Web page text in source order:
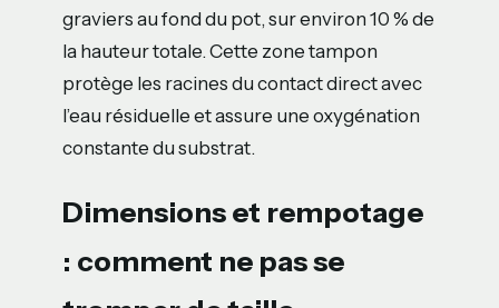
graviers au fond du pot, sur environ 10 % de
la hauteur totale. Cette zone tampon
protège les racines du contact direct avec
l’eau résiduelle et assure une oxygénation
constante du substrat.
Dimensions et rempotage
: comment ne pas se